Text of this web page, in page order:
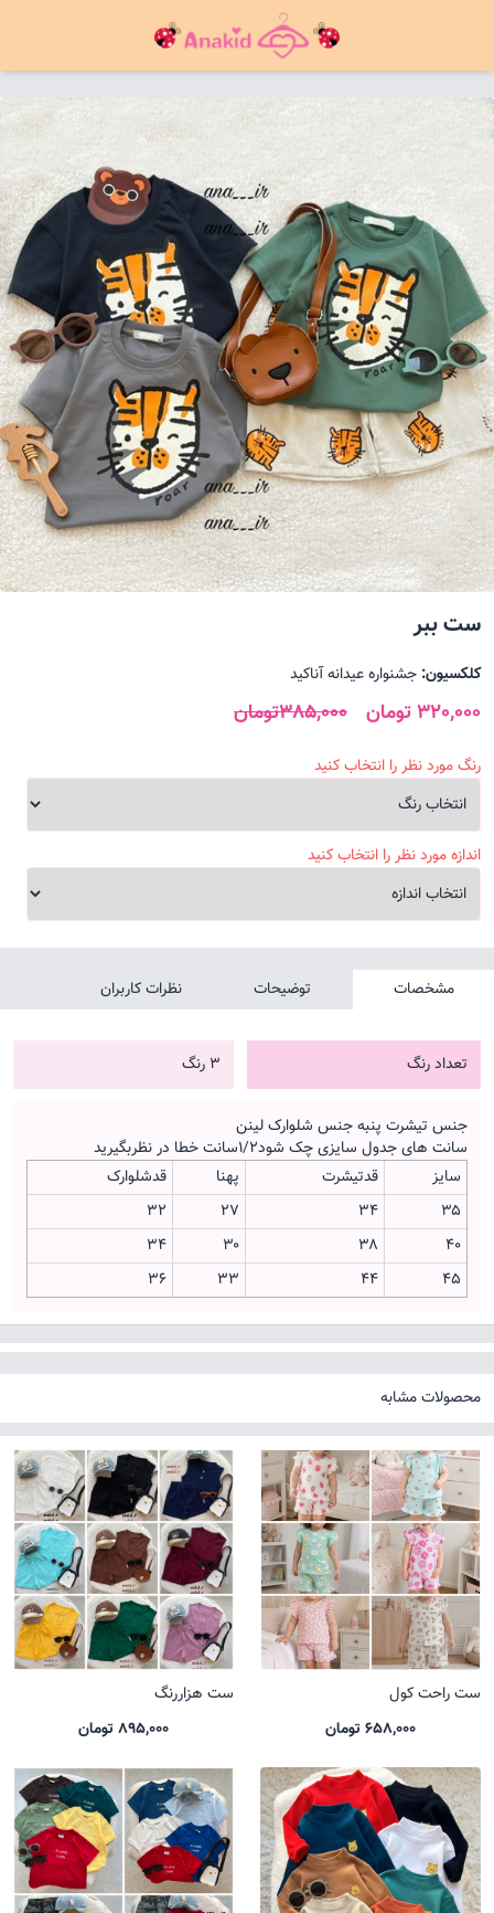
ست ببر
کلکسیون: جشنواره عیدانه آناکید
320,000 تومان 385,000تومان
رنگ مورد نظر را انتخاب کنید
اندازه مورد نظر را انتخاب کنید
مشخصات توضیحات نظرات کاربران
تعداد رنگ 3 رنگ
جنس تیشرت پنبه جنس شلوارک لینن
سانت های جدول سایزی چک شود۱/۲سانت خطا در نظربگیرید
سایز
قدتیشرت پهنا
قدشلوارک
۳۵
۳۴ ۲۷
۳۲
۴۰
۳۸ ۳۰
۳۴
۴۵
۴۴ ۳۳ ۳۶
محصولات مشابه
ست راحت کول
658,000 تومان
ست هزاررنگ
895,000 تومان